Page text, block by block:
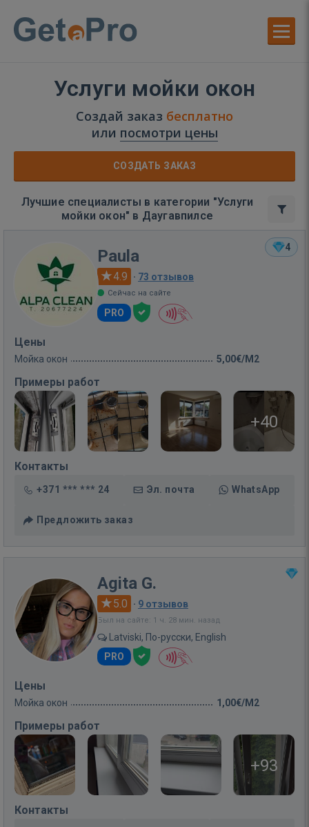
Услуги мойки окон
Создай заказ бесплатно
или посмотри цены
СОЗДАТЬ ЗАКАЗ
Лучшие специалисты в категории "Услуги
мойки окон" в Даугавпилсе
4
Paula
4.9 · 73 отзывов
Сейчас на сайте
PRO
Цены
Мойка окон 5,00€/M2
Примеры работ
+40
Контакты
+371 *** *** 24 Эл. почта WhatsApp
Предложить заказ
Agita G.
5.0 · 9 отзывов
Был на сайте: 1 ч. 28 мин. назад
Latviski, По-русски, English
PRO
Цены
Мойка окон 1,00€/M2
Примеры работ
+93
Контакты